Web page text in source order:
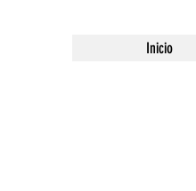
Inicio